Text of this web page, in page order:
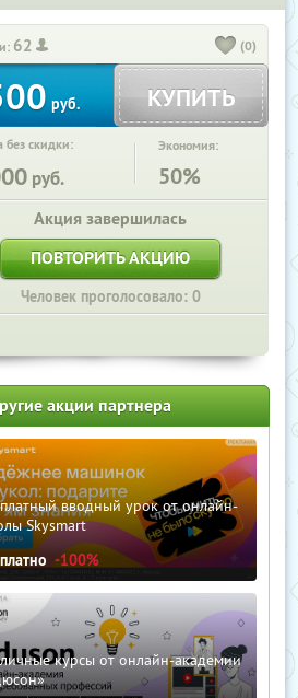
62 (0)
руб. КУПИТЬ
без скидки:
руб.
Экономия:
50%
Акция завершилась
ПОВТОРИТЬ АКЦИЮ
Человек проголосовало: 0
акции партнера
вводный урок от онлайн-
Skysmart
-100%
курсы от онлайн-академии